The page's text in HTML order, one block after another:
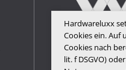
Hardwareluxx
Cookies ein. Auf
Cookies nach
lit. f DSGVO)
Hardwareluxx